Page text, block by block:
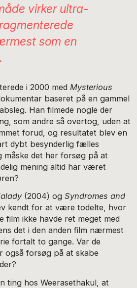
virker ultra-
som en
i 2000 med Mysterious
baseret på en gammel
Han filmede nogle der
som andre så overtog, uden at
forud, og resultatet blev en
dybt besynderlig fælles
måske det her forsøg på at
mening altid har været
(2004) ogSyndromes and
kendt for at være todelte, hvor
film ikke havde ret meget med
det i den anden film nærmest
fortalt to gange. Var de
forsøg på at skabe
ting hos Weerasethakul, at